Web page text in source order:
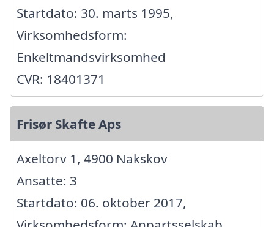
Startdato: 30. marts 1995,
Virksomhedsform:
Enkeltmandsvirksomhed
CVR: 18401371
Frisør Skafte Aps
Axeltorv 1, 4900 Nakskov
Ansatte: 3
Startdato: 06. oktober 2017,